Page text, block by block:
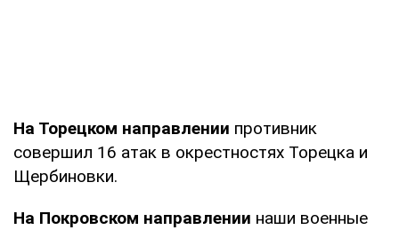
На Торецком направлении противник
совершил 16 атак в окрестностях Торецка и
Щербиновки.
На Покровском направлении наши военные